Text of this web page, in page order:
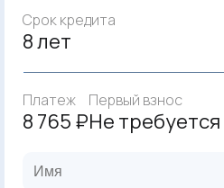
Срок кредита
8 лет
Платеж
8 765 ₽
Первый взнос
Не требуется